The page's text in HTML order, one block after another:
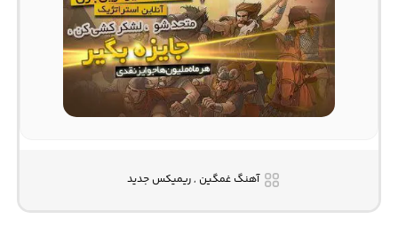
آهنگ غمگین , ریمیکس جدید